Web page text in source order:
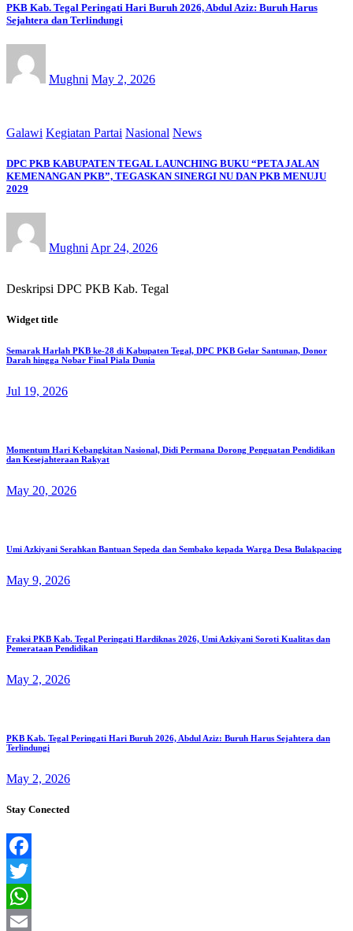
PKB Kab. Tegal Peringati Hari Buruh 2026, Abdul Aziz: Buruh Harus
Sejahtera dan Terlindungi
Mughni May 2, 2026
Galawi Kegiatan Partai Nasional News
DPC PKB KABUPATEN TEGAL LAUNCHING BUKU “PETA JALAN
KEMENANGAN PKB”, TEGASKAN SINERGI NU DAN PKB MENUJU
2029
Mughni Apr 24, 2026
Deskripsi DPC PKB Kab. Tegal
Widget title
Semarak Harlah PKB ke-28 di Kabupaten Tegal, DPC PKB Gelar Santunan, Donor
Darah hingga Nobar Final Piala Dunia
Jul 19, 2026
Momentum Hari Kebangkitan Nasional, Didi Permana Dorong Penguatan Pendidikan
dan Kesejahteraan Rakyat
May 20, 2026
Umi Azkiyani Serahkan Bantuan Sepeda dan Sembako kepada Warga Desa Bulakpacing
May 9, 2026
Fraksi PKB Kab. Tegal Peringati Hardiknas 2026, Umi Azkiyani Soroti Kualitas dan
Pemerataan Pendidikan
May 2, 2026
PKB Kab. Tegal Peringati Hari Buruh 2026, Abdul Aziz: Buruh Harus Sejahtera dan
Terlindungi
May 2, 2026
Stay Conected
Facebook
Twitter
WhatsApp